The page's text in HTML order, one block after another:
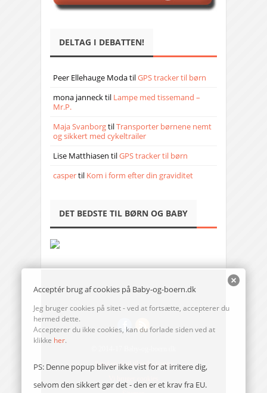
DELTAG I DEBATTEN!
Peer Ellehauge ModatilGPS tracker til børn
mona jannecktil Lampe med tissemand –
Mr.P.
Maja SvanborgtilTransporter børnene nemt
og sikkert med cykeltrailer
Lise Matthiasen tilGPS tracker til børn
caspertil Kom i form efter din graviditet
DET BEDSTE TIL BØRN OG BABY
Send en mail til redaktionen
Acceptér brug af cookies på Baby-og-boern.dk
Jeg bruger cookies på sitet - ved at fortsætte, accepterer du
hermed dette.
Accepterer du ikke cookies, kan du forlade siden ved at
klikke her.
PS: Denne popup bliver ikke vist for at irritere dig,
selvom den sikkert gør det - den er et krav fra EU.